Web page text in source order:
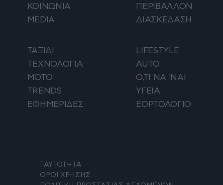
ΚΟΙΝΩΝΙΑ
ΠΕΡΙΒΑΛΛΟΝ
MEDIA
ΔΙΑΣΚΕΔΑΣΗ
ΤΑΞΙΔΙ
LIFESTYLE
ΤΕΧΝΟΛΟΓΙΑ
AUTO
ΜΟΤΟ
Ο,ΤΙ ΝΑ 'ΝΑΙ
TRENDS
ΥΓΕΙΑ
ΕΦΗΜΕΡΙΔΕΣ
ΕΟΡΤΟΛΟΓΙΟ
ΤΑΥΤΟΤΗΤΑ
ΟΡΟΙ ΧΡΗΣΗΣ